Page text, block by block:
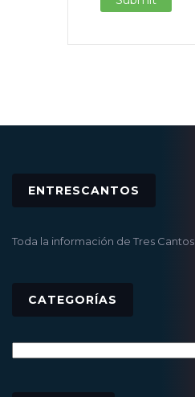
ENTRESCANTOS
Toda la información de Tres Cantos
CATEGORÍAS